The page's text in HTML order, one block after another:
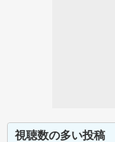
視聴数の多い投稿